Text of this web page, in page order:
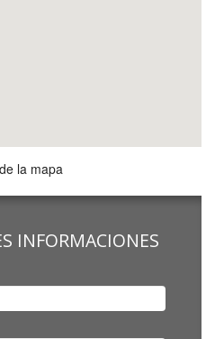
la mapa
INFORMACIONES